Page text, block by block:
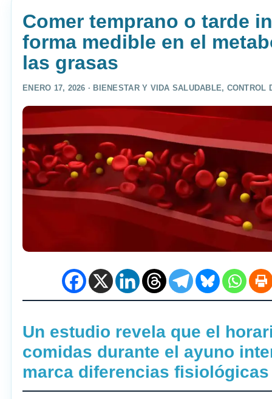
Comer temprano o tarde
forma medible en el
las grasas
ENERO 17, 2026 · BIENESTAR Y VIDA SALUDABLE, CONTROL
Un estudio revela que el
comidas durante el ayuno
marca diferencias